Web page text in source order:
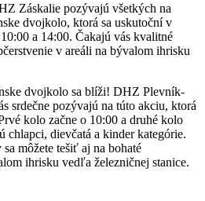
Záskalie pozývajú všetkých na
dvojkolo, ktorá sa uskutoční v
a 14:00. Čakajú vás kvalitné
v areáli na bývalom ihrisku
dvojkolo sa blíži! DHZ Plevník-
srdečne pozývajú na túto akciu, ktorá
kolo začne o 10:00 a druhé kolo
dievčatá a kinder kategórie.
môžete tešiť aj na bohaté
ihrisku vedľa železničnej stanice.